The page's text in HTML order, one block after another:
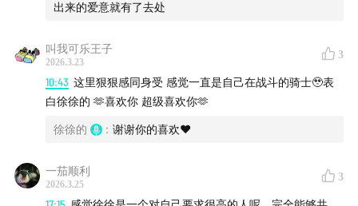
出来的爱意就有了去处
叫我可乐王子
2026.3.23
3
10:43 这里狠狠感同身受 感觉一直是自己在战斗的骑士🥹表
白徐徐的 🫶喜欢你 超级喜欢你🫶
徐徐的 : 谢谢你的喜欢❤️
一茄顺利
2026.3.25
3